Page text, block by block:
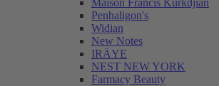
Maison Francis Kurkdjian
Penhaligon's
Widian
New Notes
IRÄYE
NEST NEW YORK
Farmacy Beauty